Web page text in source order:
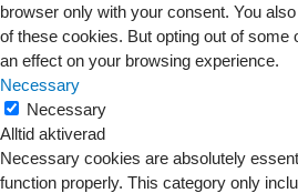
browser only with your consent. You
of these cookies. But opting out of
an effect on your browsing experience.
Necessary
Necessary
Alltid aktiverad
Necessary cookies are absolutely
function properly. This category only